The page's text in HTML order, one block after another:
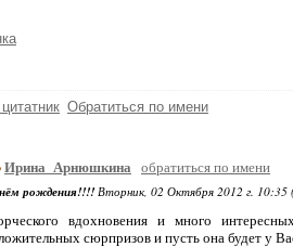
Обратиться по имени
Ирина_Арнюшкина обратиться по имени
рождения!!!! Вторник, 02 Октября 2012 г. 10:35
вдохновения и много
сюрпризов и пусть она будет у